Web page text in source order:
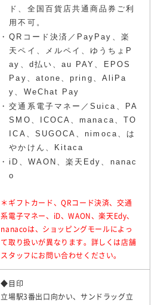
ド、全国百貨店共通商品券ご利
用不可。
QRコード決済／PayPay、楽
天ペイ、メルペイ、ゆうちょP
ay、d払い、au PAY、EPOS
Pay、atone、pring、AliPa
y、WeChat Pay
交通系電子マネー／Suica、PA
SMO、ICOCA、manaca、TO
ICA、SUGOCA、nimoca、は
やかけん、Kitaca
iD、WAON、楽天Edy、nanac
o
＊ギフトカード、QRコード決済、交通
系電子マネー、iD、WAON、楽天Edy、
nanacoは、ショッピングモールによっ
て取り扱いが異なります。詳しくは店舗
スタッフにお問い合わせください。
◆目印
立場駅3番出口向かい、サンドラッグ立